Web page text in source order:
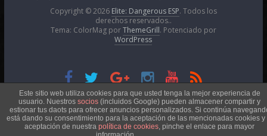
Copyright © 2026 Elite: Dangerous ESP . Todos los
derechos reservados..
Tema: ColorMag porThemeGrill . Potenciado por
WordPress
Esta obra está bajo unaLicencia Creative Commons
Atribución-NoComercial 4.0 Internacional
Este sitio web utiliza cookies para que usted tenga la mejor experiencia de
usuario. Nuestros socios (incluidos Google) pueden almacener compartir y
estionar tus daots para ofrecer anuncios personalizados. Si continúa
está dando su consentimiento para la aceptación de las mencionadas cookies y
aceptación de nuestra política de cookies, pinche el enlace para mayor